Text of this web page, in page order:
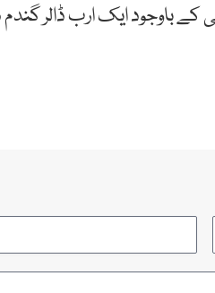
کے باوجود ایک ارب ڈالر